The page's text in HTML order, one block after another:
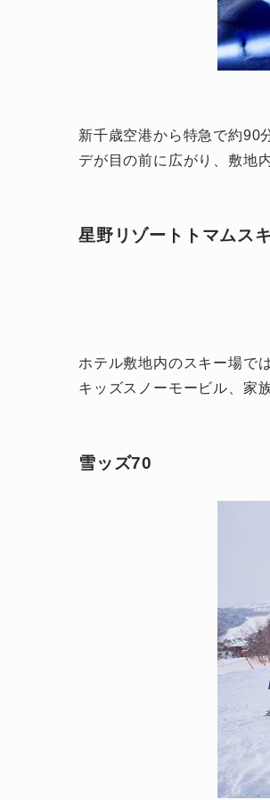
新千歳空港から特急で約90
デが目の前に広がり、敷地
星野リゾートトマムス
ホテル敷地内のスキー場で
キッズスノーモービル、家
雪ッズ70